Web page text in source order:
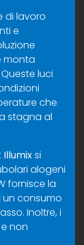
di lavoro
e
monta
luci
che
stagna al
Illumixsi
alogeni
fornisce la
consumo
Inoltre, i
non